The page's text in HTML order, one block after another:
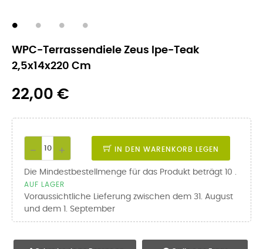
WPC-Terrassendiele Zeus Ipe-Teak
2,5x14x220 Cm
22,00 €
IN DEN WARENKORB LEGEN
Die Mindestbestellmenge für das Produkt beträgt 10 .
AUF LAGER
Voraussichtliche Lieferung zwischen dem 31. August
und dem 1. September